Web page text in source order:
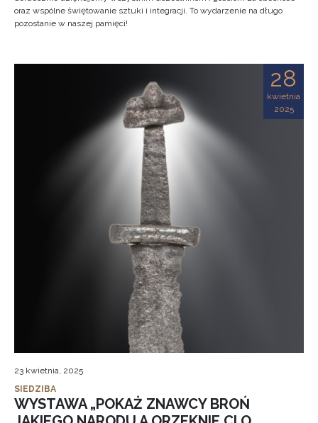
oraz wspólne świętowanie sztuki i integracji. To wydarzenie na długo
pozostanie w naszej pamięci!
28
kwietnia
2025
23 kwietnia, 2025
SIEDZIBA
WYSTAWA „POKAŻ ZNAWCY BROŃ